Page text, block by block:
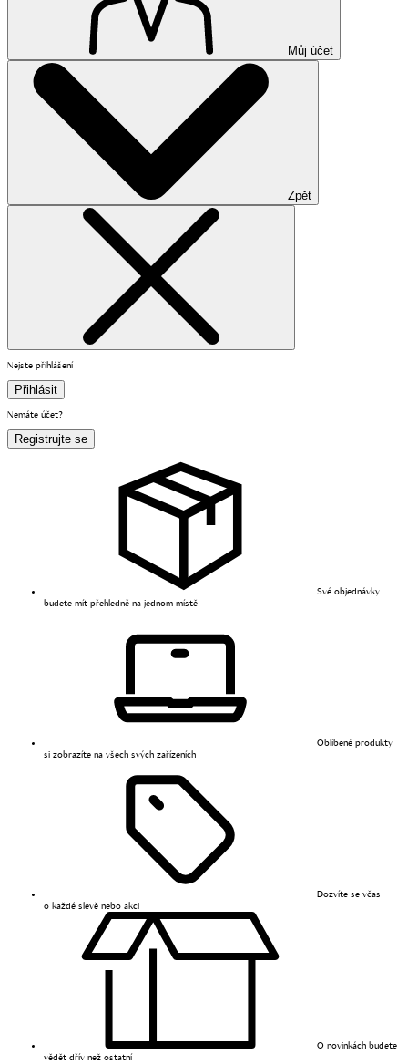
Můj účet
Zpět
Nejste přihlášení
Přihlásit
Nemáte účet?
Registrujte se
Své objednávky
budete mít přehledně na jednom místě
Oblíbené produkty
si zobrazíte na všech svých zařízeních
Dozvíte se včas
o každé slevě nebo akci
O novinkách budete
vědět dřív než ostatní